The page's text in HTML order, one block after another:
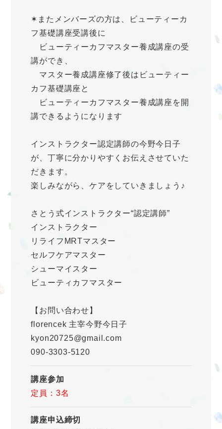
✶またメンバーズの方は、ビューティーカ
フ基礎講座受講後に
ビューティーカフマスター養成講座の受
講ができ、
マスター養成講座修了後はビューティー
カフ基礎講座と
ビューティーカフマスター養成講座を開
講できるようになります
インストラクター認定講師の今野今日子
が、丁寧に分かりやすくお伝えさせていた
だきます。
楽しみながら、ケアをしていきましょう♪
さとう式インストラクター“認定講師”
インストラクター
リライフMRTマスター
セルフケアマスター
シューマイスター
ビューティカフマスター
【お問い合わせ】
florencek 主宰今野今日子
kyon20725@gmail.com
090-3303-5120
講座参加
定員：3名
講座申込締切